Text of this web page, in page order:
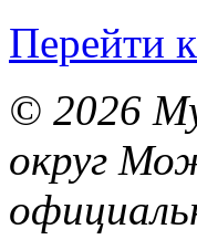
Перейти
© 2026
округ